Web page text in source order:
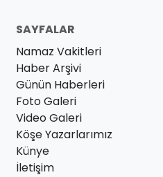
SAYFALAR
Namaz Vakitleri
Haber Arşivi
Günün Haberleri
Foto Galeri
Video Galeri
Köşe Yazarlarımız
Künye
İletişim